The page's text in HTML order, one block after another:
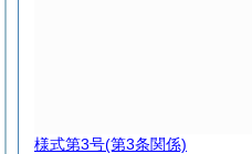
様式第3号(第3条関係)